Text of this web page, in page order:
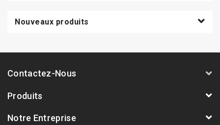
Nouveaux produits
Contactez-Nous
Produits
Notre Entreprise